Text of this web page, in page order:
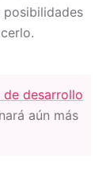
posibilidades
de desarrollo
aún más